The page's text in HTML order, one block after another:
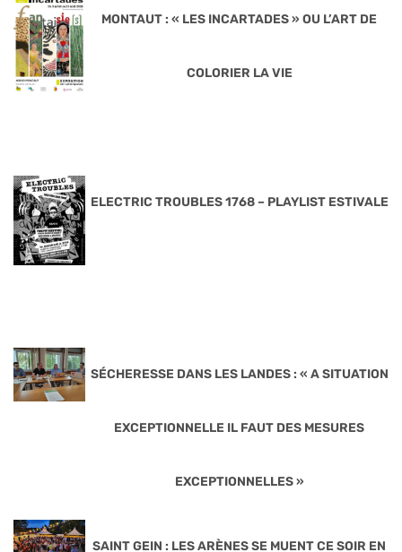
MONTAUT : « LES INCARTADES » OU L’ART DE
COLORIER LA VIE
ELECTRIC TROUBLES 1768 – PLAYLIST ESTIVALE
SÉCHERESSE DANS LES LANDES : « A SITUATION
EXCEPTIONNELLE IL FAUT DES MESURES
EXCEPTIONNELLES »
SAINT GEIN : LES ARÈNES SE MUENT CE SOIR EN